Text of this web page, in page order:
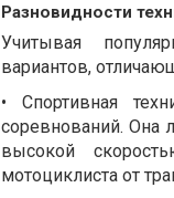
Разновидности
Учитывая
вариантов,
• Спортивная
соревнований. Она
высокой
мотоциклиста от